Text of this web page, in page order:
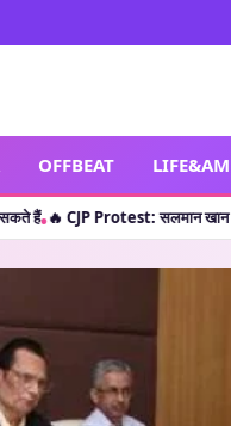
OFFBEAT
सलमान खान के बाद क्या शाहरुख